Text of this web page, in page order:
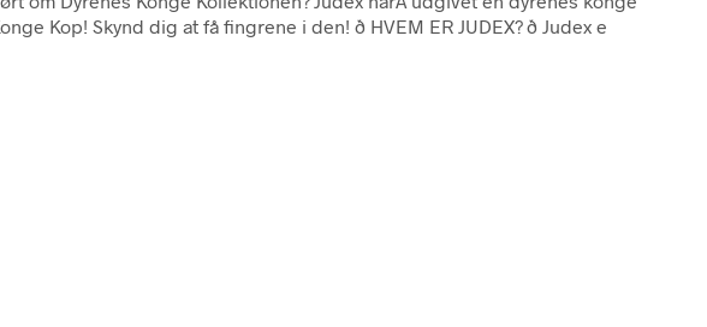
Skynd dig at få fingrene i den! ð HVEM ER JUDEX? ð Judex e